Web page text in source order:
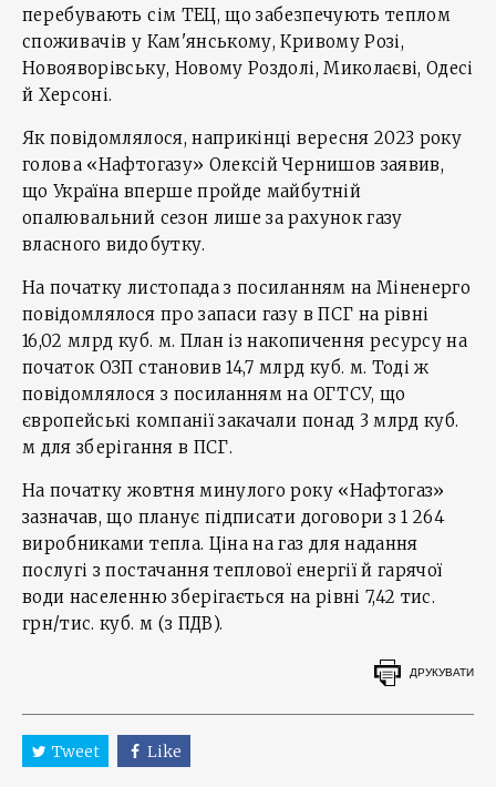
перебувають сім ТЕЦ, що забезпечують теплом
споживачів у Кам'янському, Кривому Розі,
Новояворівську, Новому Роздолі, Миколаєві, Одесі
й Херсоні.
Як повідомлялося, наприкінці вересня 2023 року
голова «Нафтогазу» Олексій Чернишов заявив,
що Україна вперше пройде майбутній
опалювальний сезон лише за рахунок газу
власного видобутку.
На початку листопада з посиланням на Міненерго
повідомлялося про запаси газу в ПСГ на рівні
16,02 млрд куб. м. План із накопичення ресурсу на
початок ОЗП становив 14,7 млрд куб. м. Тоді ж
повідомлялося з посиланням на ОГТСУ, що
європейські компанії закачали понад 3 млрд куб.
м для зберігання в ПСГ.
На початку жовтня минулого року «Нафтогаз»
зазначав, що планує підписати договори з 1 264
виробниками тепла. Ціна на газ для надання
послугі з постачання теплової енергії й гарячої
води населенню зберігається на рівні 7,42 тис.
грн/тис. куб. м (з ПДВ).
ДРУКУВАТИ
Tweet Like